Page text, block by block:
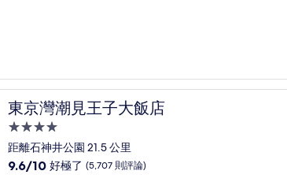
常
好，
(265
則
評
論)
東京灣潮見王子大飯店
東京灣潮見王子大飯店
4.0
星
級
距離石神井公園 21.5 公里
9.6
9.6/10 好極了 (5,707 則評論)